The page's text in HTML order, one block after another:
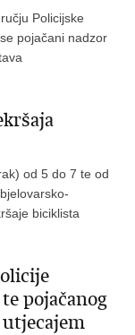
Policijske
pojačani nadzor
od 5 do 7 te od
biciklista
pojačanog